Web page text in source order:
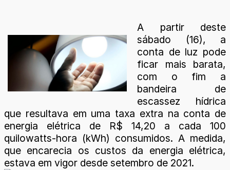
A partir deste
sábado (16), a
conta de luz pode
ficar mais barata,
com o fim a
bandeira de
escassez hídrica
que resultava em uma taxa extra na conta de
energia elétrica de R$ 14,20 a cada 100
quilowatts-hora (kWh) consumidos. A medida,
que encarecia os custos da energia elétrica,
estava em vigor desde setembro de 2021.